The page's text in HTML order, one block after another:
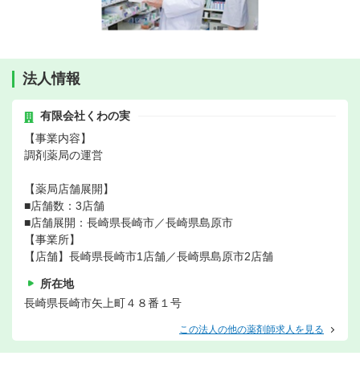
法人情報
有限会社くわの実
【事業内容】
調剤薬局の運営
【薬局店舗展開】
■店舗数：3店舗
■店舗展開：長崎県長崎市／長崎県島原市
【事業所】
【店舗】長崎県長崎市1店舗／長崎県島原市2店舗
所在地
長崎県長崎市矢上町４８番１号
この法人の他の薬剤師求人を見る